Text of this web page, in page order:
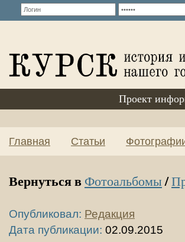
Проект
Главная Статьи
Вернуться в Фотоальбомы/
Опубликовал: Редакция
Дата публикации: 02.09.2015